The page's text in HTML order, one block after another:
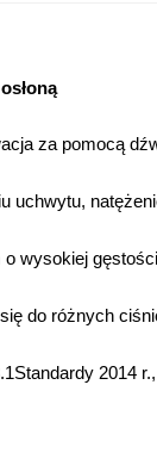
za pomocą
wysokiej
do różnych
2014